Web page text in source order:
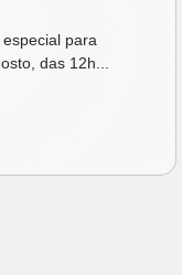
para
das 12h...